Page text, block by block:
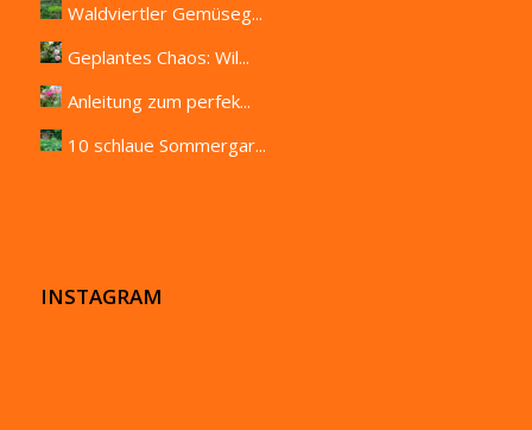
Waldviertler Gemüseg...
Geplantes Chaos: Wil...
Anleitung zum perfek...
10 schlaue Sommergar...
INSTAGRAM